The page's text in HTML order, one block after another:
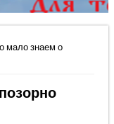
мало знаем о